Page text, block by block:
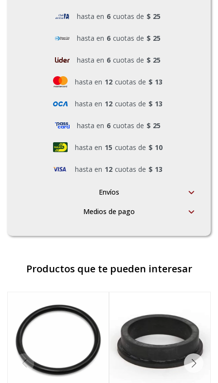
hasta en 6 cuotas de $ 25
hasta en 6 cuotas de $ 25
hasta en 6 cuotas de $ 25
hasta en 12 cuotas de $ 13
hasta en 12 cuotas de $ 13
hasta en 6 cuotas de $ 25
hasta en 15 cuotas de $ 10
hasta en 12 cuotas de $ 13
Envíos
Medios de pago
Productos que te pueden interesar